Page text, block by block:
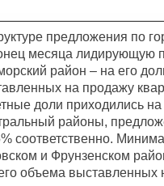
предложения по
месяца лидирующую
район – на его
на продажу
доли приходились
районы,
соответственно.
и Фрунзенском
объема выставленных